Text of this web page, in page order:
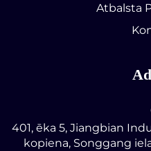
Atbalsta
401, ēka 5, Jiangbian
kopiena, Songgang